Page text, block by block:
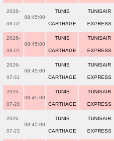
2026-
08-02
08:45:00
TUNIS
CARTHAGE
TUNISAIR
EXPRESS
2026-
08-01
08:45:00
TUNIS
CARTHAGE
TUNISAIR
EXPRESS
2026-
07-31
08:45:00
TUNIS
CARTHAGE
TUNISAIR
EXPRESS
2026-
07-28
08:45:00
TUNIS
CARTHAGE
TUNISAIR
EXPRESS
2026-
07-23
08:45:00
TUNIS
CARTHAGE
TUNISAIR
EXPRESS